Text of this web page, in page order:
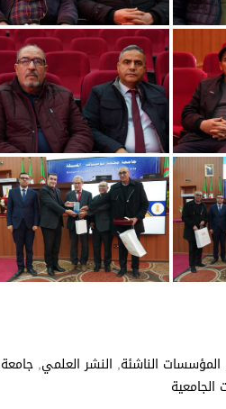
المؤسسات الناشئة, النشر العلمي, جامعة
الجامعية